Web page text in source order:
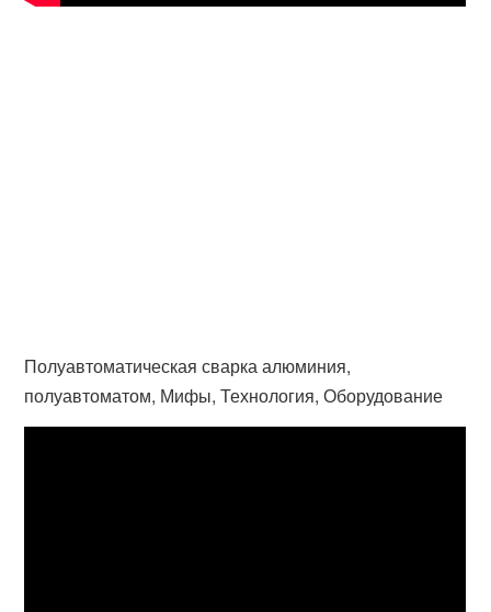
Полуавтоматическая сварка алюминия,
полуавтоматом, Мифы, Технология, Оборудование